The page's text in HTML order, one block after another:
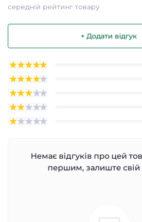
середній рейтинг товару
+ Додати відгук
Немає відгуків про цей
першим, залиште свій